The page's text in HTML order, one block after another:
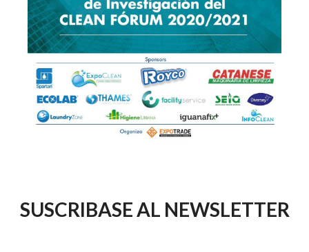
SUSCRIBASE AL NEWSLETTER